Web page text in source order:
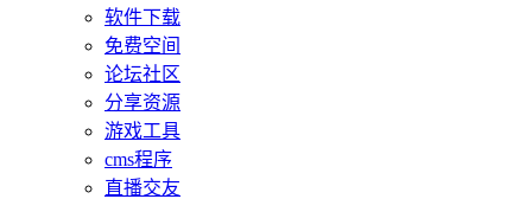
软件下载
免费空间
论坛社区
分享资源
游戏工具
cms程序
直播交友